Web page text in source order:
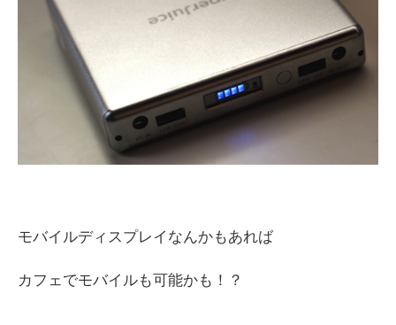
モバイルディスプレイなんかもあれば
カフェでモバイルも可能かも！？